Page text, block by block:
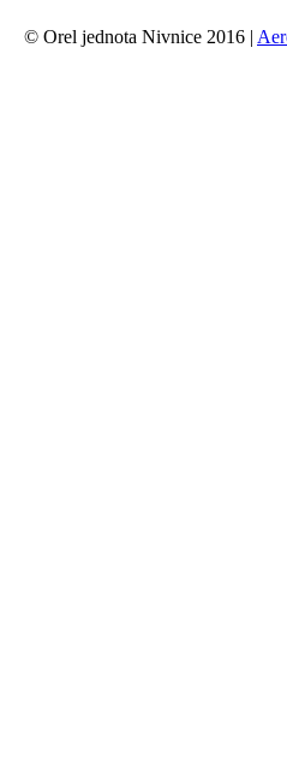
© Orel jednota Nivnice 2016 |